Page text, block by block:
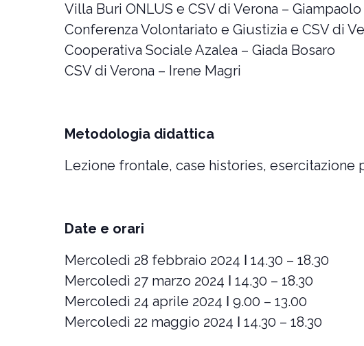
Villa Buri ONLUS e CSV di Verona –
Conferenza Volontariato e Giustizia e CSV di
Cooperativa Sociale Azalea – Giada Bosaro
CSV di Verona – Irene Magri
Metodologia didattica
Lezione frontale, case histories, esercitazione
Date e orari
Mercoledì 28 febbraio 2024 ǀ 14.30 – 18.30
Mercoledì 27 marzo 2024 ǀ 14.30 – 18.30
Mercoledì 24 aprile 2024 ǀ 9.00 – 13.00
Mercoledì 22 maggio 2024 ǀ 14.30 – 18.30